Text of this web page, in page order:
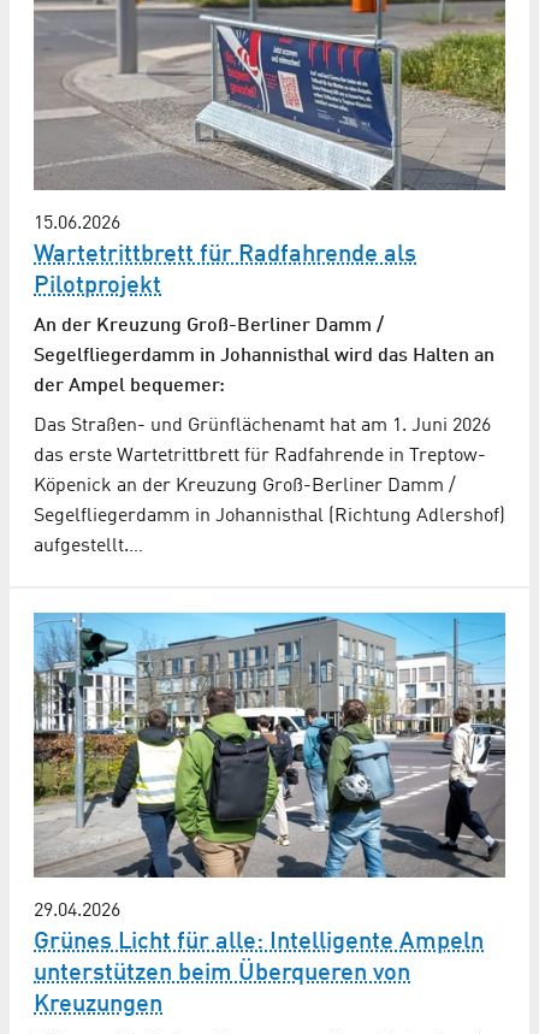
15.06.2026
Wartetrittbrett für Radfahrende als
Pilotprojekt
An der Kreuzung Groß-Berliner Damm /
Segelfliegerdamm in Johannisthal wird das Halten an
der Ampel bequemer:
Das Straßen- und Grünflächenamt hat am 1. Juni 2026
das erste Wartetrittbrett für Radfahrende in Treptow-
Köpenick an der Kreuzung Groß-Berliner Damm /
Segelfliegerdamm in Johannisthal (Richtung Adlershof)
aufgestellt.…
29.04.2026
Grünes Licht für alle: Intelli­gen­te Ampeln
unterstützen beim Überqueren von
Kreuzungen